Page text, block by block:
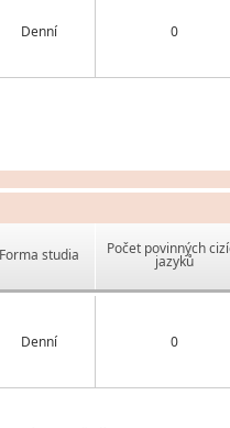
Denní 0
Forma studia Počet povinných
jazyků
Denní 0